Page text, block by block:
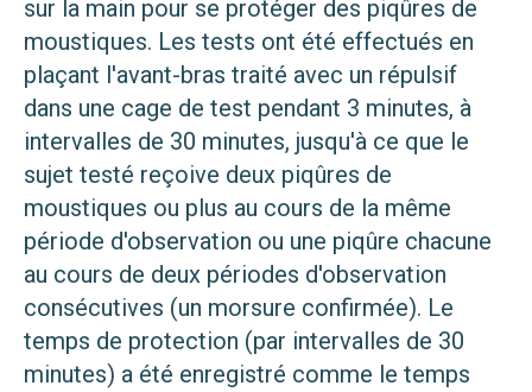
sur la main pour se protéger des piqûres de
moustiques. Les tests ont été effectués en
plaçant l'avant-bras traité avec un répulsif
dans une cage de test pendant 3 minutes, à
intervalles de 30 minutes, jusqu'à ce que le
sujet testé reçoive deux piqûres de
moustiques ou plus au cours de la même
période d'observation ou une piqûre chacune
au cours de deux périodes d'observation
consécutives (un morsure confirmée). Le
temps de protection (par intervalles de 30
minutes) a été enregistré comme le temps